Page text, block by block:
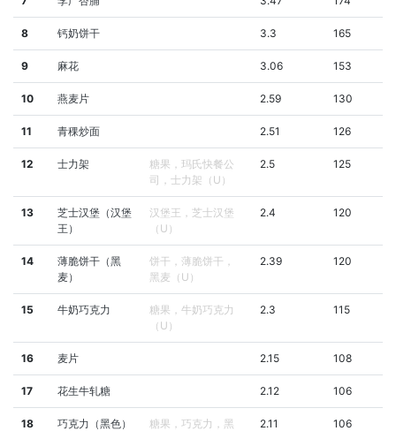
8 钙奶饼干 3.3 165
9 麻花 3.06 153
10 燕麦片 2.59 130
11 青稞炒面 2.51 126
12 士力架
糖果，玛氏快餐公
司，士力架（U）
2.5 125
13
芝士汉堡（汉堡
王）
汉堡王，芝士汉堡
（U）
2.4 120
14
薄脆饼干（黑
麦）
饼干，薄脆饼干，
黑麦（U）
2.39 120
15 牛奶巧克力
糖果，牛奶巧克力
（U）
2.3 115
16 麦片 2.15 108
17 花生牛轧糖 2.12 106
18 巧克力（黑色）
糖果，巧克力，黑
2.11 106